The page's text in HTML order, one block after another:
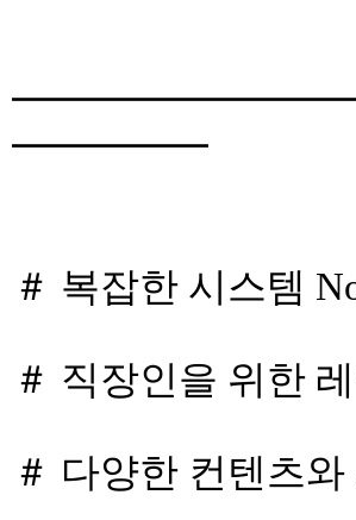
━━━━━
＃ 복잡한 시스템
＃ 직장인을 위한
＃ 다양한 컨텐츠